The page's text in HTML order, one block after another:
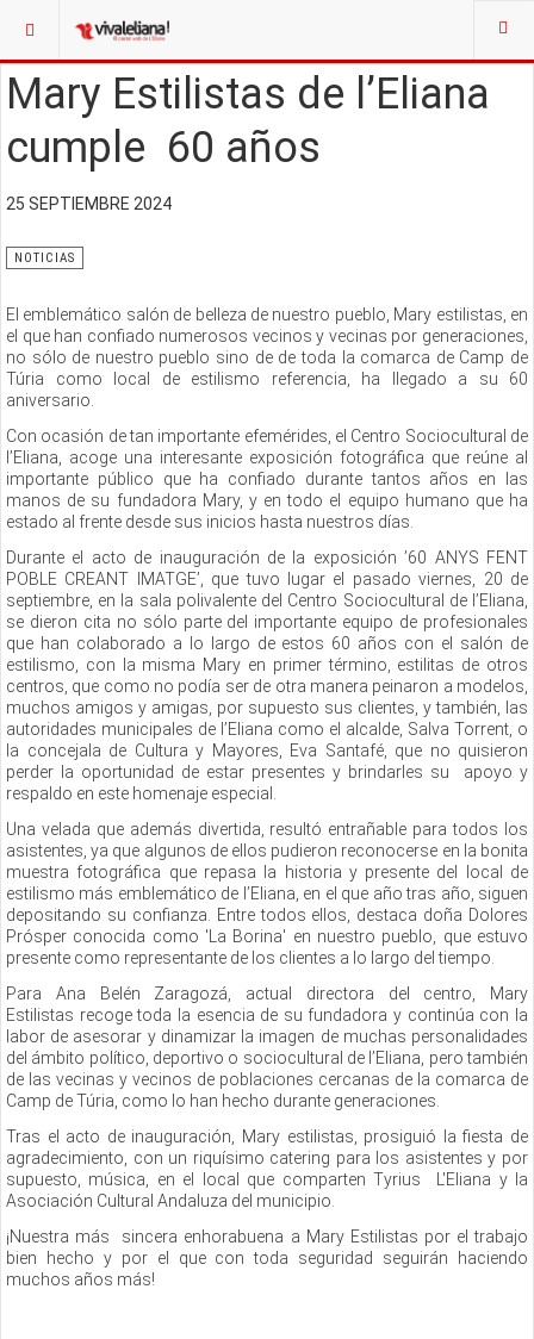
Mary Estilistas de l’Eliana
cumple 60 años
25 SEPTIEMBRE 2024
NOTICIAS
El emblemático salón de belleza de nuestro pueblo, Mary estilistas, en
el que han confiado numerosos vecinos y vecinas por generaciones,
no sólo de nuestro pueblo sino de de toda la comarca de Camp de
Túria como local de estilismo referencia, ha llegado a su 60
aniversario.
Con ocasión de tan importante efemérides, el Centro Sociocultural de
l’Eliana, acoge una interesante exposición fotográfica que reúne al
importante público que ha confiado durante tantos años en las
manos de su fundadora Mary, y en todo el equipo humano que ha
estado al frente desde sus inicios hasta nuestros días.
Durante el acto de inauguración de la exposición ’60 ANYS FENT
POBLE CREANT IMATGE’, que tuvo lugar el pasado viernes, 20 de
septiembre, en la sala polivalente del Centro Sociocultural de l’Eliana,
se dieron cita no sólo parte del importante equipo de profesionales
que han colaborado a lo largo de estos 60 años con el salón de
estilismo, con la misma Mary en primer término, estilitas de otros
centros, que como no podía ser de otra manera peinaron a modelos,
muchos amigos y amigas, por supuesto sus clientes, y también, las
autoridades municipales de l’Eliana como el alcalde, Salva Torrent, o
la concejala de Cultura y Mayores, Eva Santafé, que no quisieron
perder la oportunidad de estar presentes y brindarles su apoyo y
respaldo en este homenaje especial.
Una velada que además divertida, resultó entrañable para todos los
asistentes, ya que algunos de ellos pudieron reconocerse en la bonita
muestra fotográfica que repasa la historia y presente del local de
estilismo más emblemático de l’Eliana, en el que año tras año, siguen
depositando su confianza. Entre todos ellos, destaca doña Dolores
Prósper conocida como 'La Borina' en nuestro pueblo, que estuvo
presente como representante de los clientes a lo largo del tiempo.
Para Ana Belén Zaragozá, actual directora del centro, Mary
Estilistas recoge toda la esencia de su fundadora y continúa con la
labor de asesorar y dinamizar la imagen de muchas personalidades
del ámbito político, deportivo o sociocultural de l’Eliana, pero también
de las vecinas y vecinos de poblaciones cercanas de la comarca de
Camp de Túria, como lo han hecho durante generaciones.
Tras el acto de inauguración, Mary estilistas, prosiguió la fiesta de
agradecimiento, con un riquísimo catering para los asistentes y por
supuesto, música, en el local que comparten Tyrius L'Eliana y la
Asociación Cultural Andaluza del municipio.
¡Nuestra más sincera enhorabuena a Mary Estilistas por el trabajo
bien hecho y por el que con toda seguridad seguirán haciendo
muchos años más!